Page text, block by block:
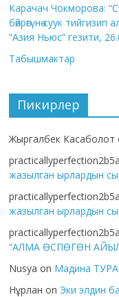
Карачач Чокморова:
бөйрөгүнө суук
“Азия Ньюс” гезити,
Табышмактар
Пикирлер
Жыргалбек Касаболот
жазылган ырлардын
жазылган ырлардын
“АЛМА ӨСПӨГӨН
Nusya on Мадина
Нұрлан on Эки элдин